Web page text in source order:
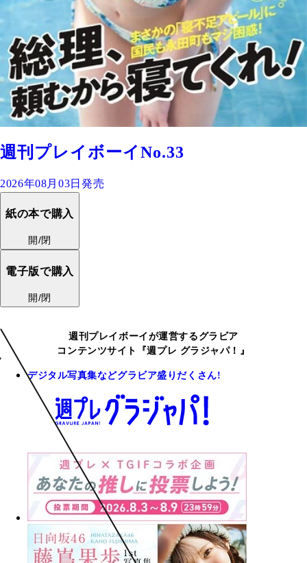
週刊プレイボーイNo.33
2026年08月03日発売
紙の本で購入
開/閉
電子版で購入
開/閉
週刊プレイボーイが運営するグラビア
コンテンツサイト『週プレ グラジャパ！』
デジタル写真集などグラビア盛りだくさん!